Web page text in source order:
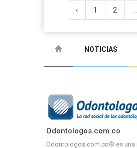
‹ 1 2
NOTICIAS
Odontologos.com.co
Odontologos.com.co® es una